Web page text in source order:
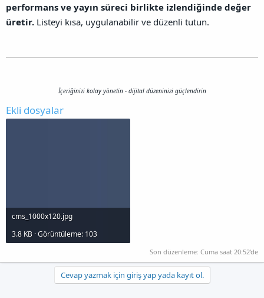
performans ve yayın süreci birlikte izlendiğinde değer
üretir. Listeyi kısa, uygulanabilir ve düzenli tutun.
İçeriğinizi kolay yönetin - dijital düzeninizi güçlendirin
Ekli dosyalar
cms_1000x120.jpg
3.8 KB · Görüntüleme: 103
Son düzenleme: Cuma saat 20:52'de
Cevap yazmak için giriş yap yada kayıt ol.